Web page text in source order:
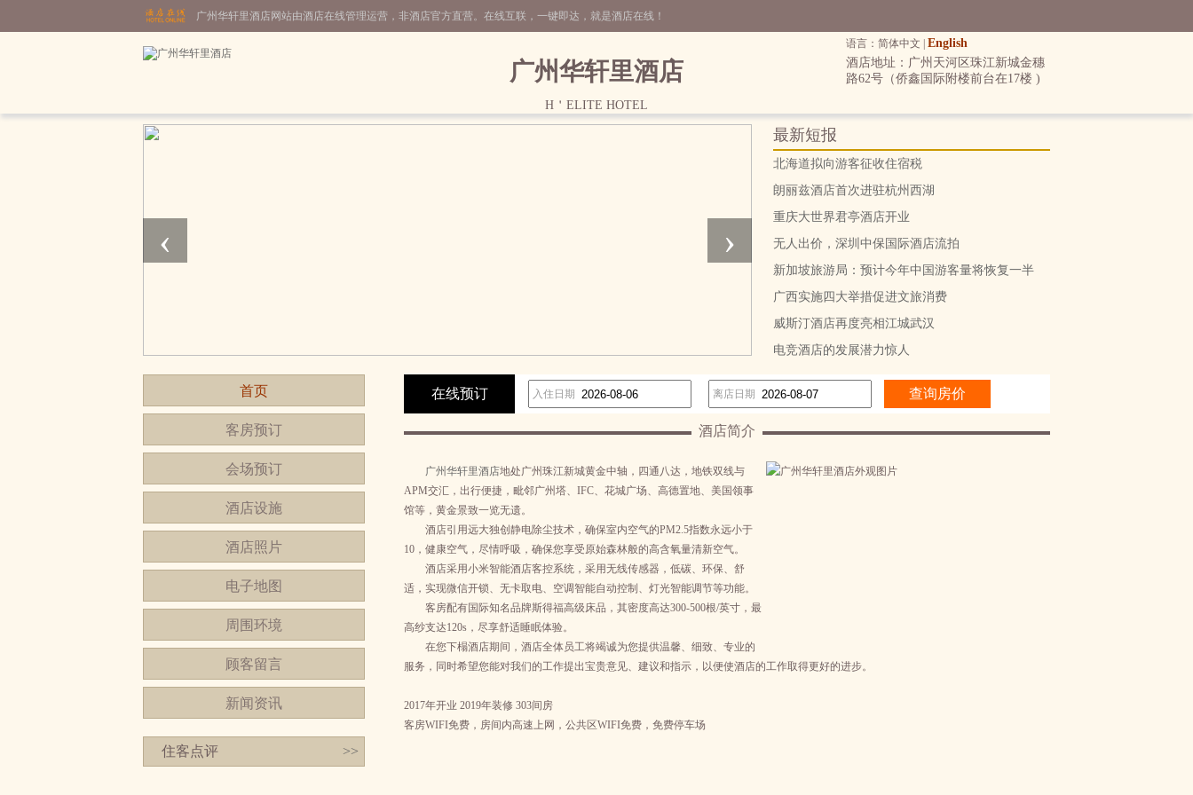
广州华轩里酒店网站由酒店在线管理运营，非酒店官方直营。在线互联，一键即达，就是酒店在线！
语言：简体中文 | English
广州华轩里酒店
H＇ELITE HOTEL
酒店地址：广州天河区珠江新城金穗
路62号（侨鑫国际附楼前台在17楼 )
‹ ›
最新短报
北海道拟向游客征收住宿税
朗丽兹酒店首次进驻杭州西湖
重庆大世界君亭酒店开业
无人出价，深圳中保国际酒店流拍
新加坡旅游局：预计今年中国游客量将恢复一半
广西实施四大举措促进文旅消费
威斯汀酒店再度亮相江城武汉
电竞酒店的发展潜力惊人
首页
客房预订
会场预订
酒店设施
酒店照片
电子地图
周围环境
顾客留言
新闻资讯
住客点评 >>
在线预订 入住日期 离店日期
酒店简介
广州华轩里酒店地处广州珠江新城黄金中轴，四通八达，地铁双线与
APM交汇，出行便捷，毗邻广州塔、IFC、花城广场、高德置地、美国领事
馆等，黄金景致一览无遗。
酒店引用远大独创静电除尘技术，确保室内空气的PM2.5指数永远小于
10，健康空气，尽情呼吸，确保您享受原始森林般的高含氧量清新空气。
酒店采用小米智能酒店客控系统，采用无线传感器，低碳、环保、舒
适，实现微信开锁、无卡取电、空调智能自动控制、灯光智能调节等功能。
客房配有国际知名品牌斯得福高级床品，其密度高达300-500根/英寸，最
高纱支达120s，尽享舒适睡眠体验。
在您下榻酒店期间，酒店全体员工将竭诚为您提供温馨、细致、专业的
服务，同时希望您能对我们的工作提出宝贵意见、建议和指示，以便使酒店的工作取得更好的进步。
2017年开业 2019年装修 303间房
客房WIFI免费，房间内高速上网，公共区WIFI免费，免费停车场